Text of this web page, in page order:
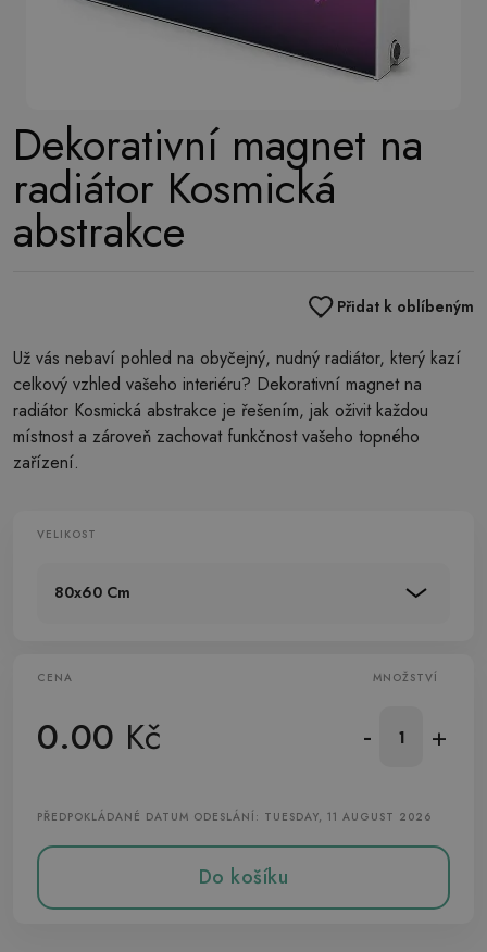
Dekorativní magnet na
radiátor Kosmická
abstrakce
Přidat k oblíbeným
Už vás nebaví pohled na obyčejný, nudný radiátor, který kazí
celkový vzhled vašeho interiéru? Dekorativní magnet na
radiátor Kosmická abstrakce je řešením, jak oživit každou
místnost a zároveň zachovat funkčnost vašeho topného
zařízení.
VELIKOST
80x60 Cm
CENA
0.00 Kč
MNOŽSTVÍ
- +
PŘEDPOKLÁDANÉ DATUM ODESLÁNÍ: TUESDAY, 11 AUGUST 2026
Do košíku